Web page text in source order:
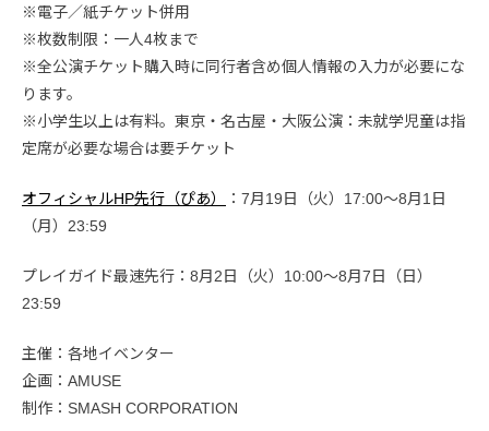
※電子／紙チケット併用
※枚数制限：一人4枚まで
※全公演チケット購入時に同行者含め個人情報の入力が必要にな
ります。
※小学生以上は有料。東京・名古屋・大阪公演：未就学児童は指
定席が必要な場合は要チケット
オフィシャルHP先行（ぴあ）
：7月19日（火）17:00〜8月1日
（月）23:59
プレイガイド最速先行：8月2日（火）10:00〜8月7日（日）
23:59
主催：各地イベンター
企画：AMUSE
制作：SMASH CORPORATION